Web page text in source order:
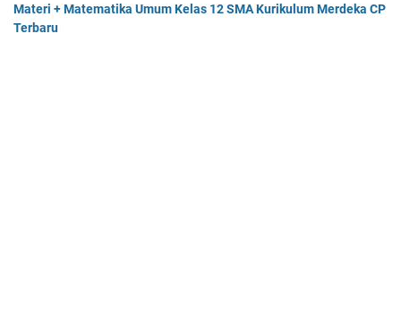
Materi + Matematika Umum Kelas 12 SMA Kurikulum Merdeka CP
Terbaru